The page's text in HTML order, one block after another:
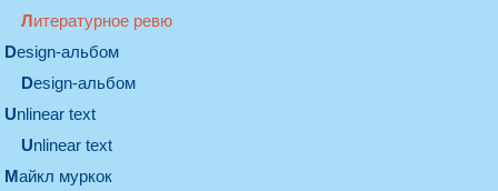
литературное ревю
design-альбом
design-альбом
unlinear text
Unlinear text
майкл муркок